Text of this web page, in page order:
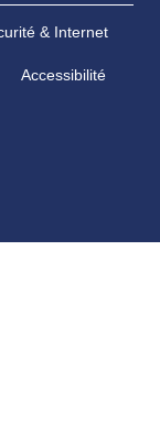
& Internet
Accessibilité